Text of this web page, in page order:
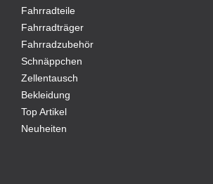
Fahrradteile
Fahrradträger
Fahrradzubehör
Schnäppchen
Zellentausch
Bekleidung
Top Artikel
Neuheiten